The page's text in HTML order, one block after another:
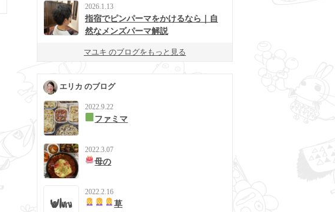
2026.1.13
指宿でピンパーマをかけるなら｜自
然なメンズパーマ解説
マユキ のブログをもっと見る
エリカ のブログ
2022.9.22
ファミマ
2022.3.07
母の
2022.2.16
草